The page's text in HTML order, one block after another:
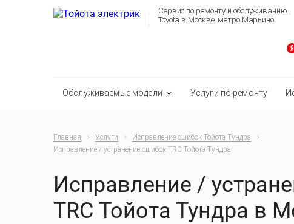
Сервис по ремонту и обслуживанию
Toyota в Москве, метро Марьино
Обслуживаемые модели Услуги по ремонту
Главная Услуги
Исправление ошибок Тойота Тундра
Исправление / устранение ошибок TRC Тойота Тундра
Исправление /
TRC Тойота Тундра в